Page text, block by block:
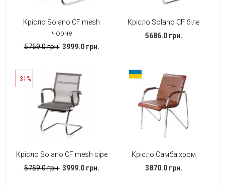
Крісло Solano CF mesh
чорне
5759.0 грн. 3999.0 грн.
Крісло Solano CF біле
5686.0 грн.
-31%
Крісло Solano CF mesh сіре
5759.0 грн. 3999.0 грн.
Крісло Самба хром
3870.0 грн.